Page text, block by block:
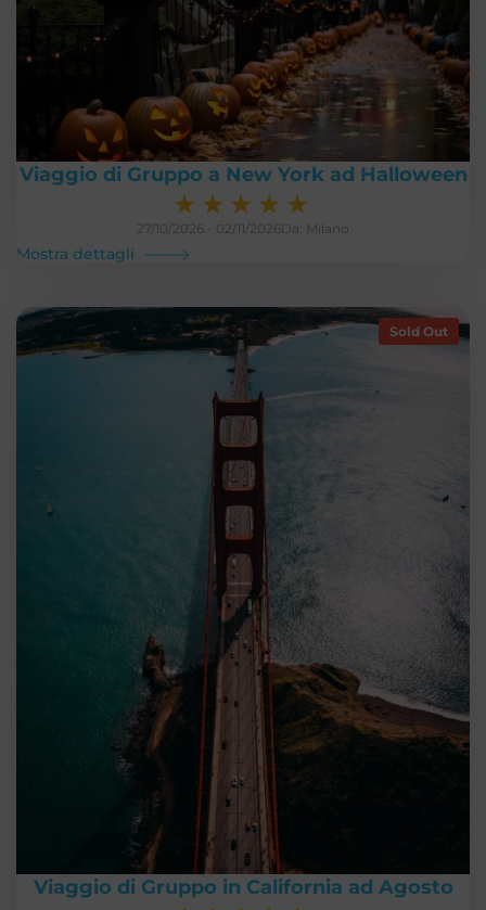
Viaggio di Gruppo a New York ad Halloween
★ ★ ★ ★ ★
27/10/2026 - 02/11/2026Da: Milano
Mostra dettagli
Sold Out
Viaggio di Gruppo in California ad Agosto